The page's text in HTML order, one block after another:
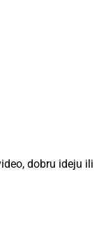
dobru ideju ili